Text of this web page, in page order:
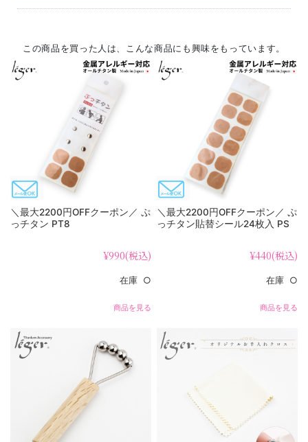
この商品を買った人は、こんな商品にも興味をもっています。
＼最大2200円OFFクーポン／ ぷ
っチタン PT8
¥990(税込)
在庫 ○
商品を見る
＼最大2200円OFFクーポン／ ぷ
っチタン貼替シール24枚入 PS
¥440(税込)
在庫 ○
商品を見る